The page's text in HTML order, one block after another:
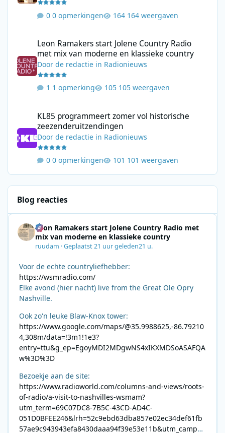
0 opmerkingen 164 weergaven
Leon Ramakers start Jolene Country Radio
met mix van moderne en klassieke country
Doorde redactie in Radionieuws
1 opmerking 105 weergaven
KL85 programmeert zomer vol historische
zeezenderuitzendingen
Doorde redactie in Radionieuws
0 opmerkingen 101 weergaven
Blog reacties
Leon Ramakers start Jolene Country Radio met
mix van moderne en klassieke country
ruudam ·Geplaatst21 uur geleden21 u.
Voor de echte countryliefhebber:
https://wsmradio.com/
Elke avond (hier nacht) live from the Great Ole Opry
Nashville.
Ook zo'n leuke Blaw-Knox tower:
https://www.google.com/maps/@35.9988625,-86.79210
4,308m/data=!3m1!1e3?
entry=ttu&g_ep=EgoyMDI2MDgwNS4xIKXMDSoASAFQA
w%3D%3D
Bezoekje aan de site:
https://www.radioworld.com/columns-and-views/roots-
of-radio/a-visit-to-nashvilles-wsmam?
utm_term=69C07DC8-7B5C-43CD-AD4C-
051D0BFEE246&lrh=52c9ebd63dba857e02ec34def61fb
57ae9c943943efa8430daaa94f39e53e11b&utm_campai